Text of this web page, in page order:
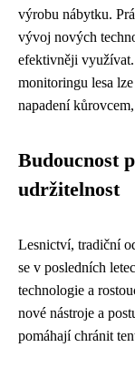
výrobu nábytku.
vývoj nových
efektivněji
monitoringu lesa
napadení
Budoucnost
udržitelnost
Lesnictví, tradiční
se v posledních
technologie a
nové nástroje a
pomáhají chránit